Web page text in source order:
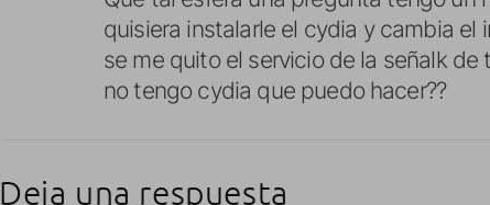
quisiera instalarle el cydia y cambia
se me quito el servicio de la señalk
no tengo cydia que puedo hacer??
Deja una respuesta